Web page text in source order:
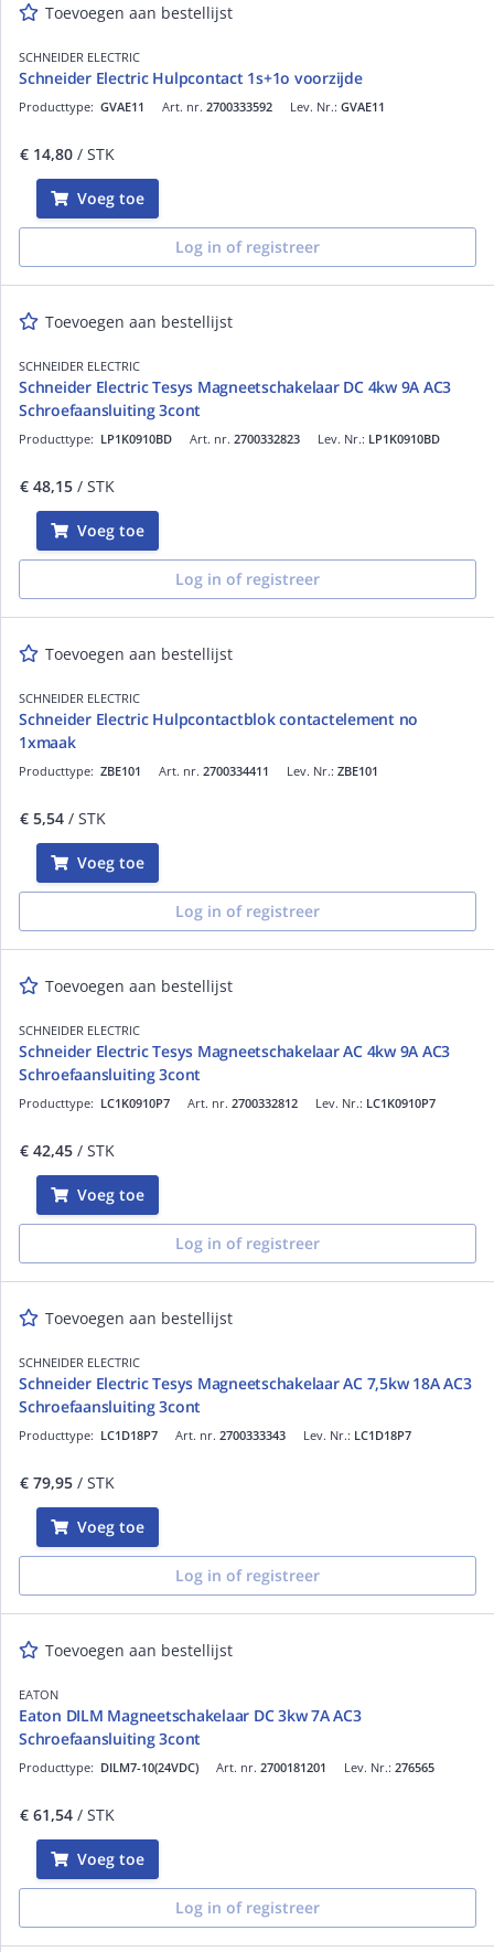
Toevoegen aan bestellijst
SCHNEIDER ELECTRIC
Schneider Electric Hulpcontact 1s+1o voorzijde
Art. nr. 2700333592
Producttype: GVAE11 Lev. Nr.: GVAE11
€ 14,80 / STK
Voeg toe
Log in of registreer
Toevoegen aan bestellijst
SCHNEIDER ELECTRIC
Schneider Electric Tesys Magneetschakelaar DC 4kw 9A AC3
Schroefaansluiting 3cont
Art. nr. 2700332823
Producttype: LP1K0910BD Lev. Nr.: LP1K0910BD
€ 48,15 / STK
Voeg toe
Log in of registreer
Toevoegen aan bestellijst
SCHNEIDER ELECTRIC
Schneider Electric Hulpcontactblok contactelement no
1xmaak
Art. nr. 2700334411
Producttype: ZBE101 Lev. Nr.: ZBE101
€ 5,54 / STK
Voeg toe
Log in of registreer
Toevoegen aan bestellijst
SCHNEIDER ELECTRIC
Schneider Electric Tesys Magneetschakelaar AC 4kw 9A AC3
Schroefaansluiting 3cont
Art. nr. 2700332812
Producttype: LC1K0910P7 Lev. Nr.: LC1K0910P7
€ 42,45 / STK
Voeg toe
Log in of registreer
Toevoegen aan bestellijst
SCHNEIDER ELECTRIC
Schneider Electric Tesys Magneetschakelaar AC 7,5kw 18A AC3
Schroefaansluiting 3cont
Art. nr. 2700333343
Producttype: LC1D18P7 Lev. Nr.: LC1D18P7
€ 79,95 / STK
Voeg toe
Log in of registreer
Toevoegen aan bestellijst
EATON
Eaton DILM Magneetschakelaar DC 3kw 7A AC3
Schroefaansluiting 3cont
Art. nr. 2700181201
Producttype: DILM7-10(24VDC) Lev. Nr.: 276565
€ 61,54 / STK
Voeg toe
Log in of registreer